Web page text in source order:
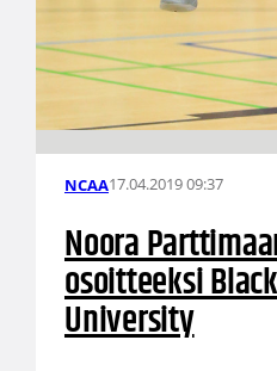
NCAA17.04.2019 09:37
Noora
osoitteeksi
University